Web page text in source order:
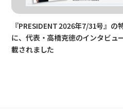
『PRESIDENT 2026年7/31号』の
に、代表・高橋克徳のインタビュ
載されました